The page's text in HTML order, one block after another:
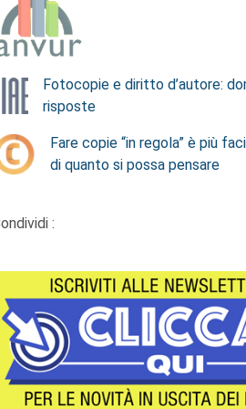
Fotocopie e diritto d’autore:
risposte
Fare copie “in regola” è più
di quanto si possa pensare
: